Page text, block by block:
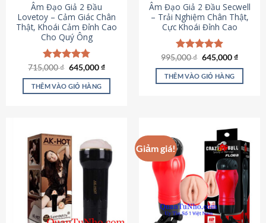
Âm Đạo Giả 2 Đầu
Lovetoy – Cảm Giác Chân
Thật, Khoái Cảm Đỉnh Cao
Cho Quý Ông
Được xếp
hạng4.79
5 sao
715,000₫ Giá
là:
715,000 ₫.
645,000₫Giá
tại
THÊM VÀO GIỎ HÀNG
Âm Đạo Giả 2 Đầu Secwell
– Trải Nghiệm Chân Thật,
Cực Khoái Đỉnh Cao
Được xếp
hạng4.88
5 sao
995,000₫ Giá
là:
995,000 ₫.
645,000₫Giá
tại
THÊM VÀO GIỎ HÀNG
Giảm giá!